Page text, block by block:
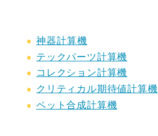
神器計算機
テックパーツ計算機
コレクション計算機
クリティカル期待値計算機
ペット合成計算機